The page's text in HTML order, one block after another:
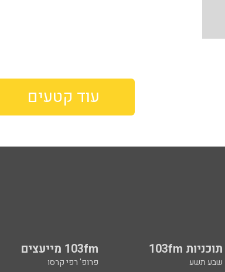
עוד קטעים
תוכניות 103fm 103fm מייעצים
שבע תשע פרופ' רפי קרסו